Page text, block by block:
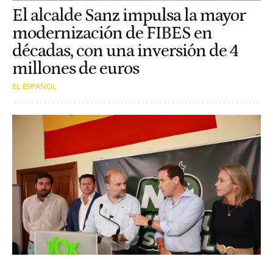
El alcalde Sanz impulsa la mayor
modernización de FIBES en
décadas, con una inversión de 4
millones de euros
EL ESPAÑOL